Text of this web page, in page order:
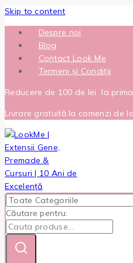
Skip to content
Despre noi
Blog
Contact Look Me
Termeni și Condiții
Reducere de 100 de lei la
Livrare gratuită la comenzi de
Căutare pentru: